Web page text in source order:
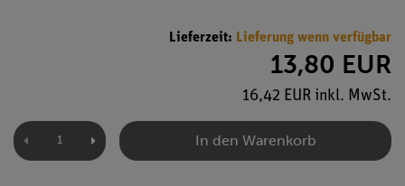
Lieferzeit: Lieferung wenn verfügbar
13,80 EUR
16,42 EUR inkl. MwSt.
In den Warenkorb